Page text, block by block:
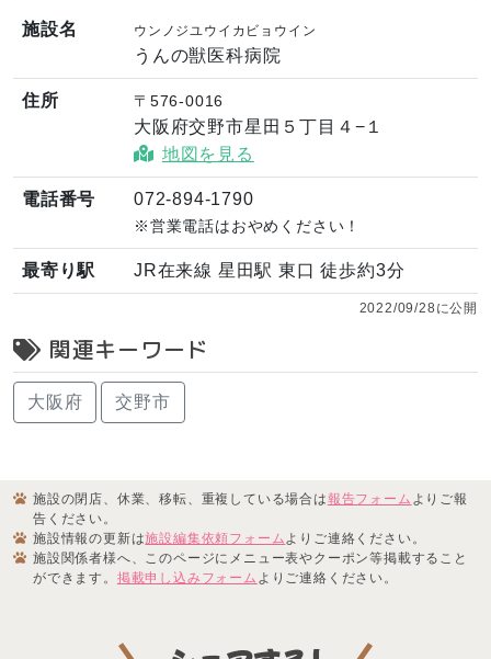
施設名 ウンノジユウイカビョウイン
うんの獣医科病院
住所 〒576-0016
大阪府交野市星田５丁目４−１
地図を見る
電話番号 072-894-1790
※営業電話はおやめください！
最寄り駅 JR在来線 星田駅 東口 徒歩約3分
2022/09/28に公開
関連キーワード
大阪府 交野市
施設の閉店、休業、移転、重複している場合は報告フォーム よりご報
告ください。
施設情報の更新は施設編集依頼フォーム よりご連絡ください。
施設関係者様へ、このページにメニュー表やクーポン等掲載すること
ができます。 掲載申し込みフォーム よりご連絡ください。